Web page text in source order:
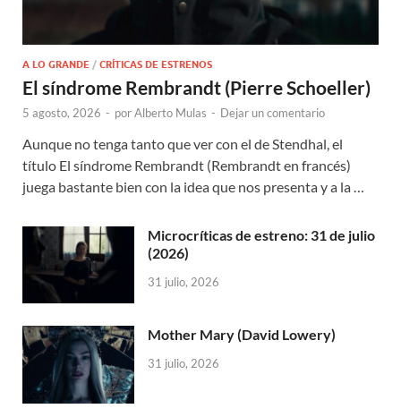
A LO GRANDE / CRÍTICAS DE ESTRENOS
El síndrome Rembrandt (Pierre Schoeller)
5 agosto, 2026 - porAlberto Mulas - Dejar un comentario
Aunque no tenga tanto que ver con el de Stendhal, el
título El síndrome Rembrandt (Rembrandt en francés)
juega bastante bien con la idea que nos presenta y a la …
Microcríticas de estreno: 31 de julio
(2026)
31 julio, 2026
Mother Mary (David Lowery)
31 julio, 2026